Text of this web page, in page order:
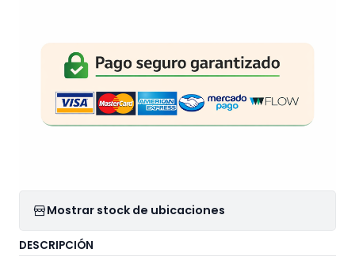
Mostrar stock de ubicaciones
DESCRIPCIÓN